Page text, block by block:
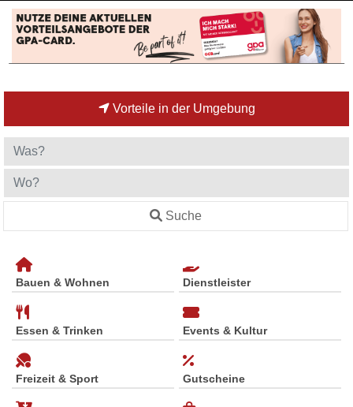
Vorteile in der Umgebung
Suche
Bauen & Wohnen Dienstleister
Essen & Trinken Events & Kultur
Freizeit & Sport Gutscheine